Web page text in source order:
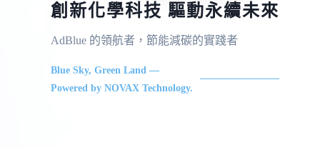
創新化學科技 驅動永續未來
AdBlue 的領航者，節能減碳的實踐者
Blue Sky, Green Land —
Powered by NOVAX Technology.